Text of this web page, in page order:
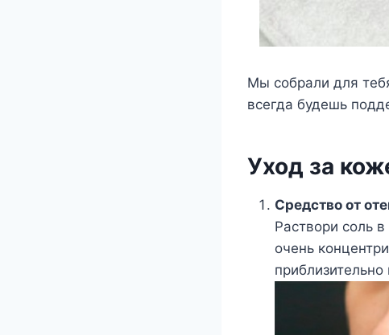
Мы собрали для
всегда будешь
Уход за
Средство от
Раствори соль
очень